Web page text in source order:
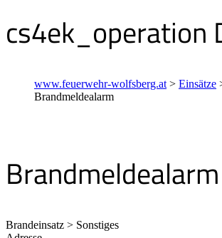
cs4ek_operation
www.feuerwehr-wolfsberg.at > Einsätze
Brandmeldealarm
Brandmeldealarm
Brandeinsatz > Sonstiges